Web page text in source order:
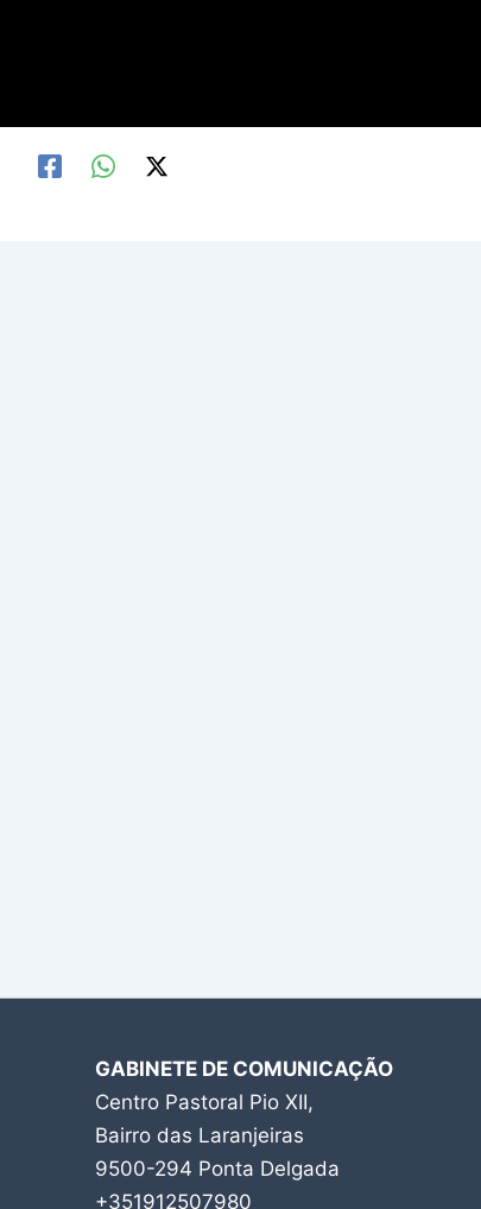
GABINETE DE COMUNICAÇÃO
Centro Pastoral Pio XII,
Bairro das Laranjeiras
9500-294 Ponta Delgada
+351912507980